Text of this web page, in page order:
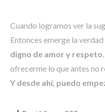
Cuando logramos ver la
Entonces emerge la verdad
digno de amor y respeto
ofrecerme lo que antes no
Y desde ahí, puedo